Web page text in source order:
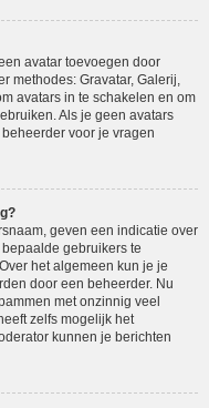
avatar toevoegen door
methodes: Gravatar, Galerij,
avatars in te schakelen en om
Als je geen avatars
voor je vragen
geven een indicatie over
gebruikers te
het algemeen kun je je
door een beheerder. Nu
met onzinnig veel
zelfs mogelijk het
kunnen je berichten